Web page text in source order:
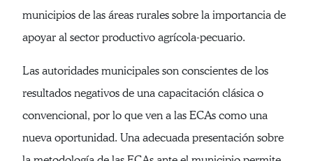
municipios de las áreas rurales sobre la importancia de
apoyar al sector productivo agrícola-pecuario.
Las autoridades municipales son conscientes de los
resultados negativos de una capacitación clásica o
convencional, por lo que ven a las ECAs como una
nueva oportunidad. Una adecuada presentación sobre